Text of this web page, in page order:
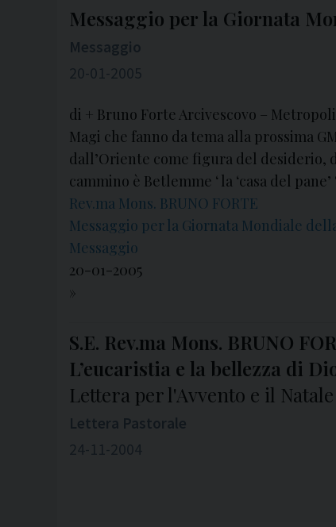
Messaggio per la Giornata
Messaggio
20-01-2005
di + Bruno Forte Arcivescovo –
Magi che fanno da tema alla prossima
dall’Oriente come figura del desiderio,
cammino è Betlemme ‘ la ‘casa del
Rev.ma Mons. BRUNO FORTE
Messaggio per la Giornata Mondiale
Messaggio
20-01-2005
»
S.E. Rev.ma Mons. BRUNO
L’eucaristia e la bellezza di
Lettera per l'Avvento e il
Lettera Pastorale
24-11-2004